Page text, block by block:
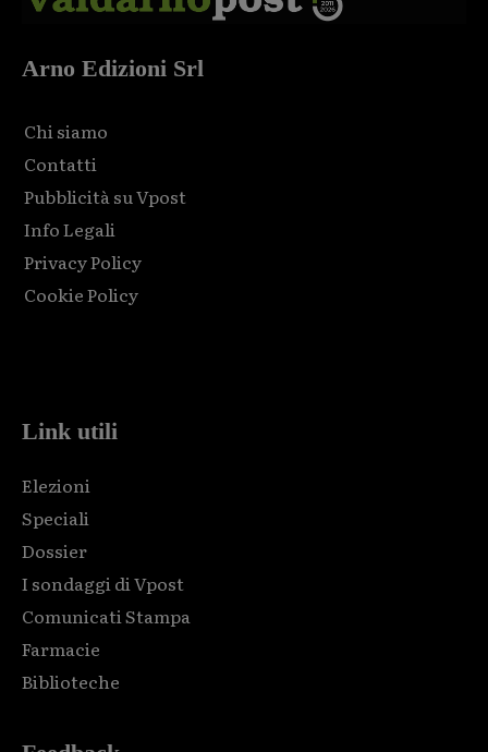
Arno Edizioni Srl
Chi siamo
Contatti
Pubblicità su Vpost
Info Legali
Privacy Policy
Cookie Policy
Link utili
Elezioni
Speciali
Dossier
I sondaggi di Vpost
Comunicati Stampa
Farmacie
Biblioteche